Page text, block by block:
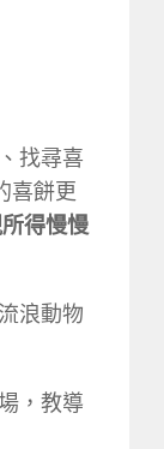
找尋喜
喜餅更
得慢慢
浪動物
，教導